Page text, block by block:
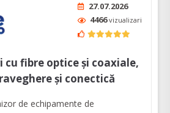
27.07.2026
4466vizualizari
cu fibre optice şi coaxiale,
și conectică
de echipamente de